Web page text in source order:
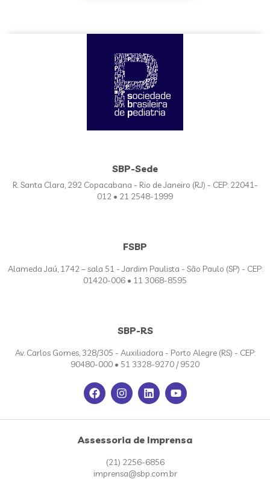
SBP-Sede
R. Santa Clara, 292 Copacabana - Rio de Janeiro (RJ) - CEP: 22041-
012 • 21 2548-1999
FSBP
Alameda Jaú, 1742 – sala 51 - Jardim Paulista - São Paulo (SP) - CEP:
01420-006 • 11 3068-8595
SBP-RS
Av. Carlos Gomes, 328/305 - Auxiliadora - Porto Alegre (RS) - CEP:
90480-000 • 51 3328-9270 / 9520
Assessoria de Imprensa
(21) 2256-6856
imprensa@sbp.com.br